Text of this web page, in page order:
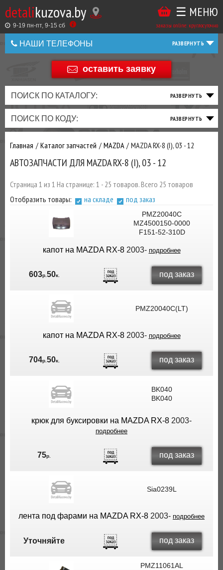
detalikuzova.by
9-19 пн-пт, 9-15 cб заказы online: круглосуточно
☰ МЕНЮ
НАШИ ТЕЛЕФОНЫ
+375 44 586 05 44
оставить заявку
ПОИСК ПО КАТАЛОГУ:
ПОИСК ПО КОДУ:
Главная Каталог запчастей MAZDA MAZDA RX-8 (I), 03 - 12
АВТОЗАПЧАСТИ ДЛЯ MAZDA RX-8 (I), 03 - 12
Страница 1 из 1 На странице: 1 - 25 товаров. Всего 25 товаров
Отобразить товары:
на складе под заказ
PMZ20040C
MZ4500150-0000
F151-52-310D
капот на MAZDA RX-82003- подробнее
603р. 50к. под заказ
PMZ20040C(LT)
капот на MAZDA RX-82003- подробнее
704р. 50к. под заказ
BK040
BK040
крюк для буксировки на MAZDA RX-8 2003-
подробнее
75р. под заказ
Sia0239L
лента под фарами на MAZDA RX-8 2003- подробнее
Уточняйте под заказ
PMZ11061AL
Купить
в
1
Беларусь
+375
+375
ТАКЖЕ
ВЫ
МОЖЕТЕ
У
ЗАКАЗАТЬ
ТО
ФИЛЬТРА
ТОРМОЗНАЯ
СИСТЕМА
ПОДВЕСКА
РУЛЕВОЕ
ТРАНСМИССИЯ
ПРИВОД
ДВИГАТЕЛЬ
ВЫХЛОП
ЭЛЕКТРИКА
ОСВЕЩЕНИЕ
РАСХОДНИКИ,
ЗАПЧАСТИ К
ЗАКАЗУ ЧЕРЕЗ